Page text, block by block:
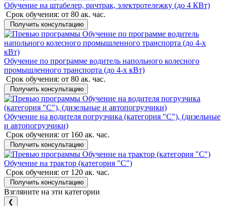
Обучение на штабелер, ричтрак, электротележку (до 4 КВт)
Срок обучения: от 80 ак. час.
Получить консультацию
Обучение по программе водитель напольного колесного
промышленного транспорта (до 4-х кВт)
Срок обучения: от 80 ак. час.
Получить консультацию
Обучение на водителя погрузчика (категория "C"), (дизельные
и автопогрузчики)
Срок обучения: от 160 ак. час.
Получить консультацию
Обучение на трактор (категория "C")
Срок обучения: от 120 ак. час.
Получить консультацию
Взгляните на эти категории
❮